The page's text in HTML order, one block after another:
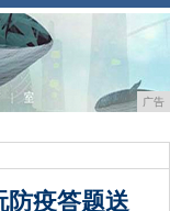
广告
防疫答题送